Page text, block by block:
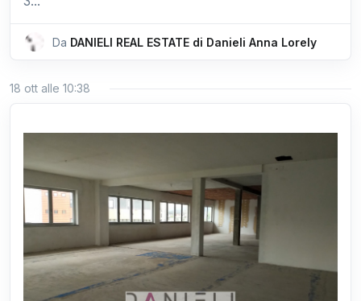
Da DANIELI REAL ESTATE di Danieli Anna Lorely
18 ott alle 10:38